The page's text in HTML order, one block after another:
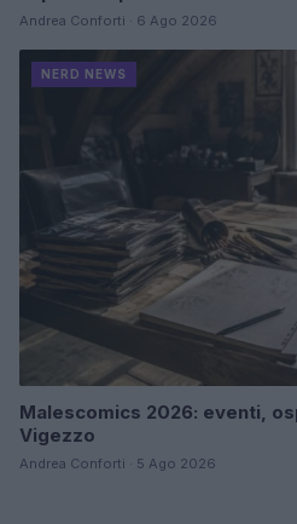
Andrea Conforti · 6 Ago 2026
NERD NEWS
Malescomics 2026: eventi,
Vigezzo
Andrea Conforti · 5 Ago 2026